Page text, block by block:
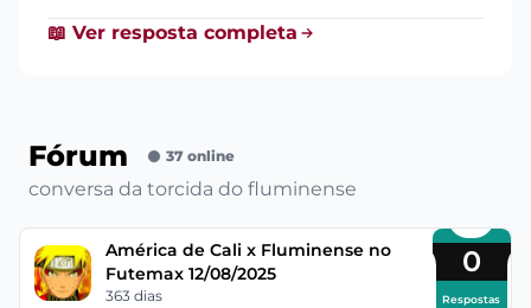
📖 Ver resposta completa
Fórum 37 online
conversa da torcida do fluminense
América de Cali x Fluminense no
Futemax 12/08/2025
363 dias
0
Respostas